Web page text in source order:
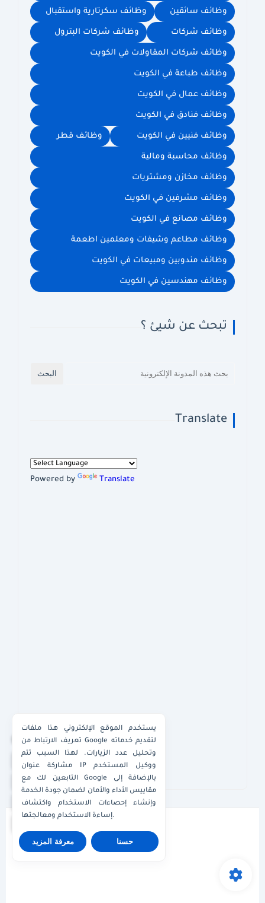
واتساب الكويت
واتساب قطر
واتساب عُمان
واتساب الإمارات
وظائف سائقين وظائف سكرتارية واستقبال
وظائف شركات وظائف شركات البترول
وظائف شركات المقاولات في الكويت
وظائف طباعة في الكويت
وظائف عمال في الكويت
وظائف فنادق في الكويت
وظائف فنيين في الكويت وظائف قطر
وظائف محاسبة ومالية
وظائف مخازن ومشتريات
وظائف مشرفين في الكويت
وظائف مصانع في الكويت
وظائف مطاعم وشيفات ومعلمين اطعمة
وظائف مندوبين ومبيعات في الكويت
وظائف مهندسين في الكويت
تبحث عن شيئ ؟
Translate
Powered by Translate
يستخدم الموقع الإلكتروني هذا ملفات
تعريف الارتباط من Google لتقديم خدماته
وتحليل عدد الزيارات. لهذا السبب تتم
مشاركة عنوان IP ووكيل المستخدم
التابعين لك مع Google بالإضافة إلى
مقاييس الأداء والأمان لضمان جودة الخدمة
وإنشاء إحصاءات الاستخدام واكتشاف
إساءة الاستخدام ومعالجتها.
معرفة المزيد حسنا